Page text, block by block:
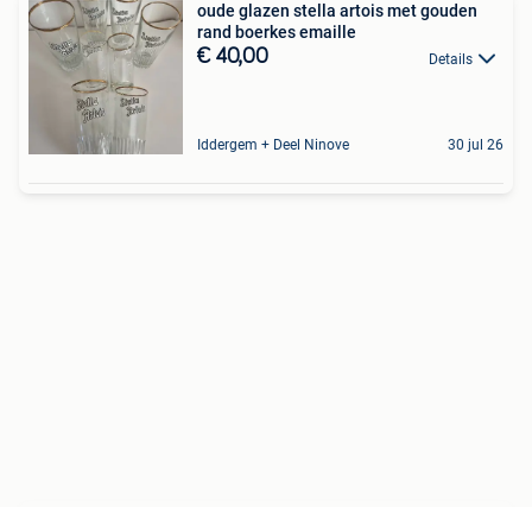
oude glazen stella artois met gouden
rand boerkes emaille
€ 40,00 Details
Iddergem + Deel Ninove 30 jul 26